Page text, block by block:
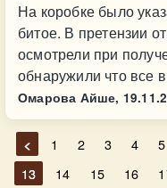
На коробке было
битое. В претензии
осмотрели при
обнаружили что все
Омарова Айше,
< 1 2 3 4 5
13
14 15 16